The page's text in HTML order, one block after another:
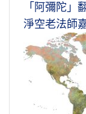
「阿彌陀」
淨空老法師